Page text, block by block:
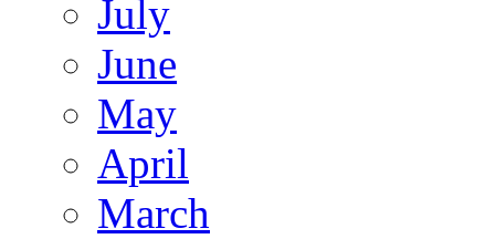
July
June
May
April
March